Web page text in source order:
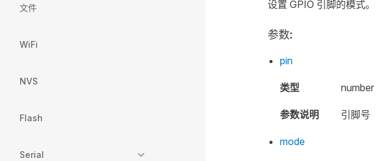
文件
WiFi
NVS
Flash
Serial
设置 GPIO 引脚的模式。
参数:
pin
类型 number
参数说明 引脚号
mode